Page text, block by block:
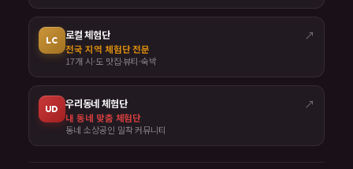
LC 로컬 체험단 ↗
전국 지역 체험단 전문
17개 시·도 맛집·뷰티·숙박
UD 우리동네 체험단 ↗
내 동네 맞춤 체험단
동네 소상공인 밀착 커뮤니티